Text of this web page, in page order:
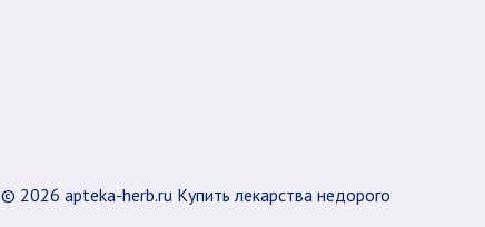
© 2026 apteka-herb.ru Купить лекарства недорого